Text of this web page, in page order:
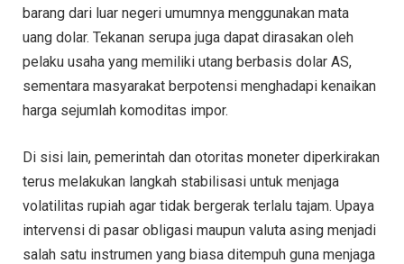
barang dari luar negeri umumnya menggunakan mata
uang dolar. Tekanan serupa juga dapat dirasakan oleh
pelaku usaha yang memiliki utang berbasis dolar AS,
sementara masyarakat berpotensi menghadapi kenaikan
harga sejumlah komoditas impor.
Di sisi lain, pemerintah dan otoritas moneter diperkirakan
terus melakukan langkah stabilisasi untuk menjaga
volatilitas rupiah agar tidak bergerak terlalu tajam. Upaya
intervensi di pasar obligasi maupun valuta asing menjadi
salah satu instrumen yang biasa ditempuh guna menjaga